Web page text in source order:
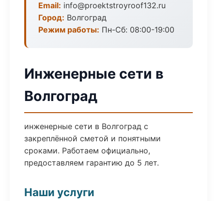
Email: info@proektstroyroof132.ru
Город: Волгоград
Режим работы: Пн-Сб: 08:00-19:00
Инженерные сети в
Волгоград
инженерные сети в Волгоград с
закреплённой сметой и понятными
сроками. Работаем официально,
предоставляем гарантию до 5 лет.
Наши услуги